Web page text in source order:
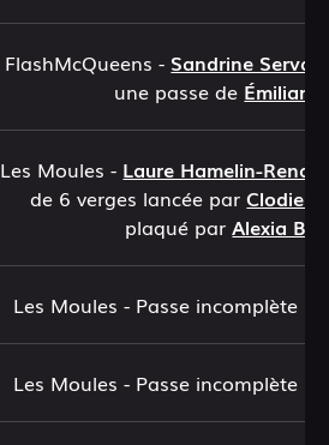
FlashMcQueens - Sandrine
une passe de Émiliane
Les Moules - Laure Hamelin-
de 6 verges lancée parClodie
plaqué parAlexia
Les Moules - Passe incomplète
Les Moules - Passe incomplète